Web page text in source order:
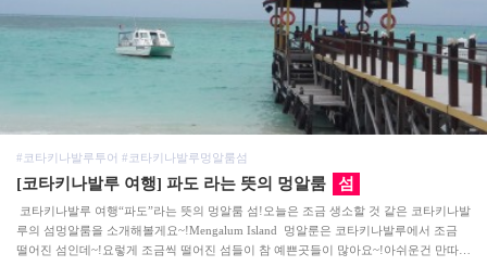
#코타키나발루투어 #코타키나발루멍알룸섬
[코타키나발루 여행] 파도 라는 뜻의 멍알룸 섬
코타키나발루 여행“파도”라는 뜻의 멍알룸 섬!오늘은 조금 생소할 것 같은 코타키나발
루의 섬멍알룸을 소개해볼게요~!Mengalum Island 멍알룬은 코타키나발루에서 조금
떨어진 섬인데~!요렇게 조금씩 떨어진 섬들이 참 예쁜곳들이 많아요~!아쉬운건 만따나